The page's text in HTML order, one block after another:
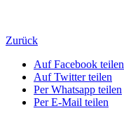
Zurück
Auf Facebook teilen
Auf Twitter teilen
Per Whatsapp teilen
Per E-Mail teilen